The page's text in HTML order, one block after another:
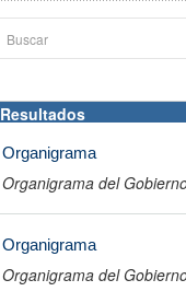
Resultados
Organigrama
Organigrama del
Organigrama
Organigrama del